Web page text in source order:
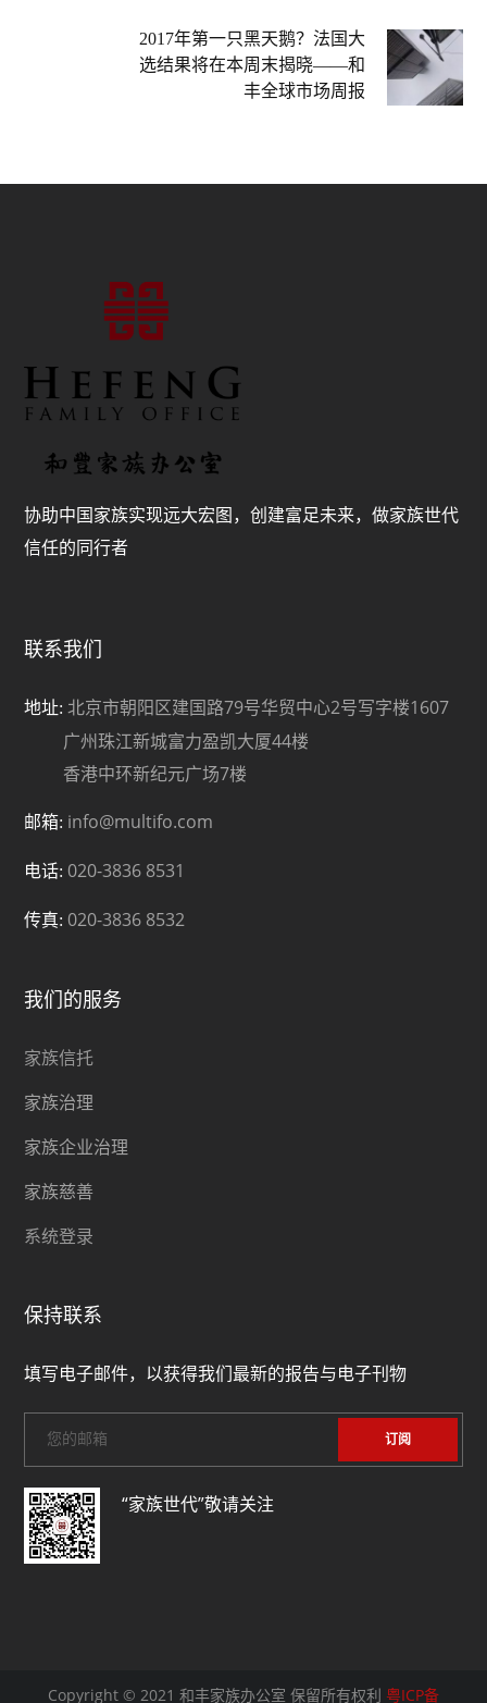
2017年第一只黑天鹅？法国大
选结果将在本周末揭晓——和
丰全球市场周报
协助中国家族实现远大宏图，创建富足未来，做家族世代
信任的同行者
联系我们
地址: 北京市朝阳区建国路79号华贸中心2号写字楼1607
广州珠江新城富力盈凯大厦44楼
香港中环新纪元广场7楼
邮箱: info@multifo.com
电话: 020-3836 8531
传真: 020-3836 8532
我们的服务
家族信托
家族治理
家族企业治理
家族慈善
系统登录
保持联系
填写电子邮件，以获得我们最新的报告与电子刊物
“家族世代”敬请关注
Copyright © 2021 和丰家族办公室 保留所有权利 粤ICP备